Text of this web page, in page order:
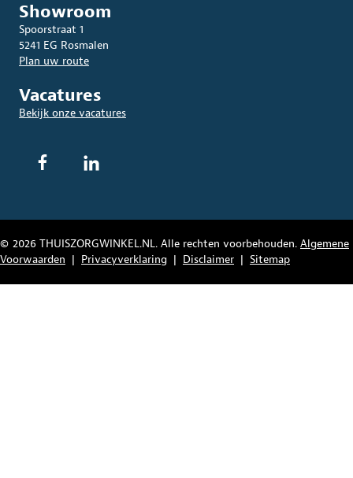
Showroom
Spoorstraat 1
5241 EG Rosmalen
Plan uw route
Vacatures
Bekijk onze vacatures
© 2026 THUISZORGWINKEL.NL. Alle rechten voorbehouden. Algemene
Voorwaarden | Privacyverklaring | Disclaimer | Sitemap